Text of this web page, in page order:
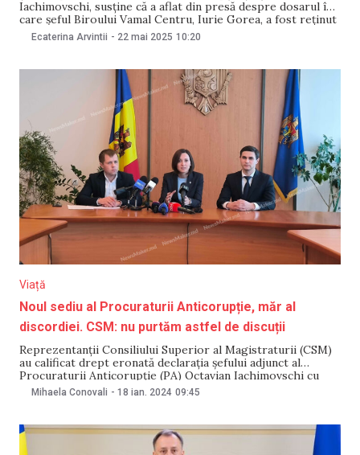
Iachimovschi, susține că a aflat din presă despre dosarul în
care șeful Biroului Vamal Centru, Iurie Gorea, a fost reținut
pentru luare de mită în sumă de 40 de mii de dolari, deși
Ecaterina Arvintii - 22 mai 2025 10:20
Viață
Noul sediu al Procuraturii Anticorupție, măr al
discordiei. CSM: nu purtăm astfel de discuții
Reprezentanții Consiliului Superior al Magistraturii (CSM)
au calificat drept eronată declarația șefului adjunct al
Procuraturii Anticorupție (PA) Octavian Iachimovschi cu
privire la noul sediu al PA. Mai exact, oficialul a spus la o
Mihaela Conovali - 18 ian. 2024 09:45